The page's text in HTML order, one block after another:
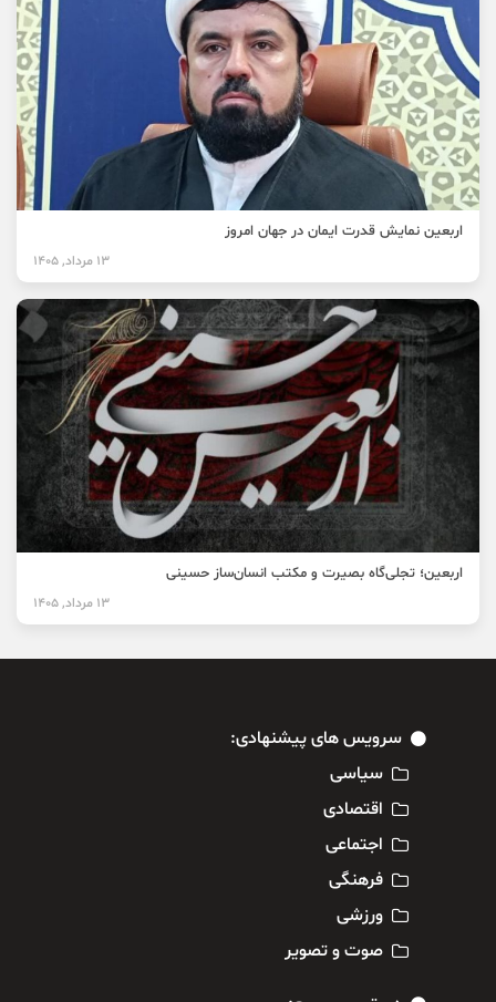
اربعین نمایش قدرت ایمان در جهان امروز
13 مرداد, 1405
اربعین؛ تجلی‌گاه بصیرت و مکتب انسان‌ساز حسینی
13 مرداد, 1405
سرویس های پیشنهادی:
سیاسی
اقتصادی
اجتماعی
فرهنگی
ورزشی
صوت و تصویر